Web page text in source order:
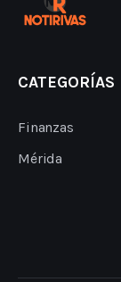
CATEGORÍAS
Finanzas
Mérida